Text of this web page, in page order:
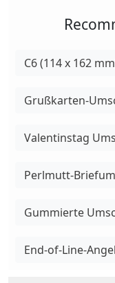
C6 (114 x 162
Grußkarten-
Valentinstag
Perlmutt-
Gummierte
End-of-Line-